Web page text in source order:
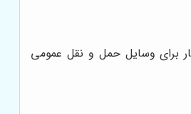
برای وسایل حمل و نقل عمومی